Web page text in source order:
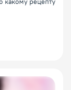
какому рецепту